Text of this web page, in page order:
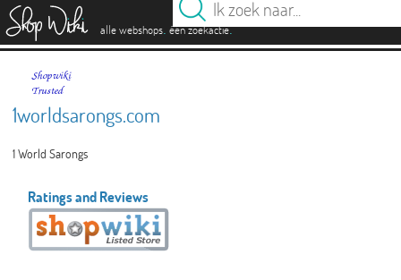
alle webshops. één zoekactie.
1worldsarongs.com
1 World Sarongs
Ratings and Reviews